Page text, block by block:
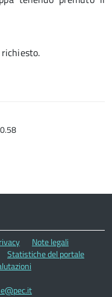
Note legali
Statistiche del portale